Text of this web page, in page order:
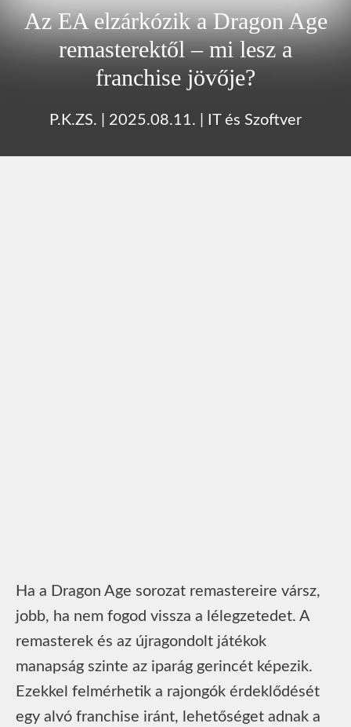
Az EA elzárkózik a Dragon Age
remasterektől – mi lesz a
franchise jövője?
P.K.ZS. 2025.08.11. IT és Szoftver
Ha a Dragon Age sorozat remastereire vársz,
jobb, ha nem fogod vissza a lélegzetedet. A
remasterek és az újragondolt játékok
manapság szinte az iparág gerincét képezik.
Ezekkel felmérhetik a rajongók érdeklődését
egy alvó franchise iránt, lehetőséget adnak a